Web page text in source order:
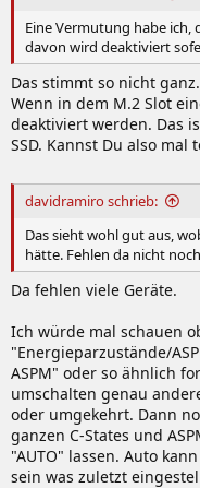
Eine Vermutung habe ich,
davon wird deaktiviert
Das stimmt so nicht ganz.
Wenn in dem M.2 Slot
deaktiviert werden. Das
SSD. Kannst Du also mal
davidramiro schrieb:
Das sieht wohl gut aus,
hätte. Fehlen da nicht
Da fehlen viele Geräte.
Ich würde mal schauen
"Energieparzustände/
ASPM" oder so ähnlich
umschalten genau
oder umgekehrt. Dann
ganzen C-States und
"AUTO" lassen. Auto
sein was zuletzt